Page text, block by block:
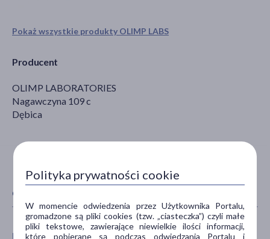
Pokaż wszystkie produkty OLIMP LABS
Producent
OLIMP LABORATORIES
Nagawczyna 109 c
Dębica
CECHY PRODUKTU
PŁEĆ WIEK
Polityka prywatności cookie
W momencie odwiedzenia przez Użytkownika Portalu,
gromadzone są pliki cookies (tzw. „ciasteczka”) czyli małe
pliki tekstowe, zawierające niewielkie ilości informacji,
które pobierane są podczas odwiedzania Portalu i